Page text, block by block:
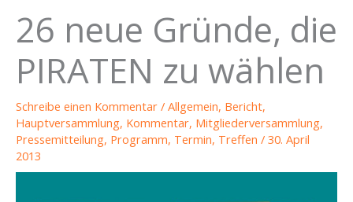
26 neue Gründe, die
PIRATEN zu wählen
Schreibe einen Kommentar / Allgemein, Bericht,
Hauptversammlung, Kommentar, Mitgliederversammlung,
Pressemitteilung, Programm, Termin, Treffen / 30. April
2013